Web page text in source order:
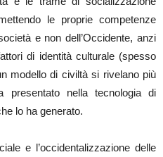
le proprie competenze
e non dell’Occidente, anzi
di identità culturale (spesso
modello di civiltà si rivelano più
presentato nella tecnologia di
lo ha generato.
e l’occidentalizzazione delle